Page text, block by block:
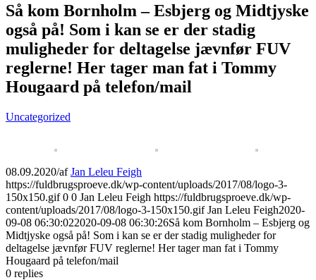
Så kom Bornholm – Esbjerg og Midtjyske
også på! Som i kan se er der stadig
muligheder for deltagelse jævnfør FUV
reglerne! Her tager man fat i Tommy
Hougaard på telefon/mail
Uncategorized
08.09.2020/afJan Leleu Feigh
https://fuldbrugsproeve.dk/wp-content/uploads/2017/08/logo-3-
150x150.gif 0 0 Jan Leleu Feigh https://fuldbrugsproeve.dk/wp-
content/uploads/2017/08/logo-3-150x150.gif Jan Leleu Feigh2020-
09-08 06:30:022020-09-08 06:30:26Så kom Bornholm – Esbjerg og
Midtjyske også på! Som i kan se er der stadig muligheder for
deltagelse jævnfør FUV reglerne! Her tager man fat i Tommy
Hougaard på telefon/mail
0 replies